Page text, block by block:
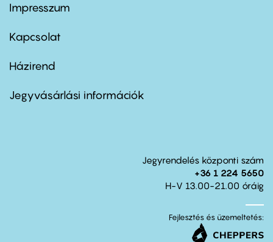
Footer
first
Impresszum
Kapcsolat
Footer
second
Házirend
Jegyvásárlási információk
Jegyrendelés központi szám
+36 1 224 5650
H-V 13.00-21.00 óráig
Fejlesztés és üzemeltetés: